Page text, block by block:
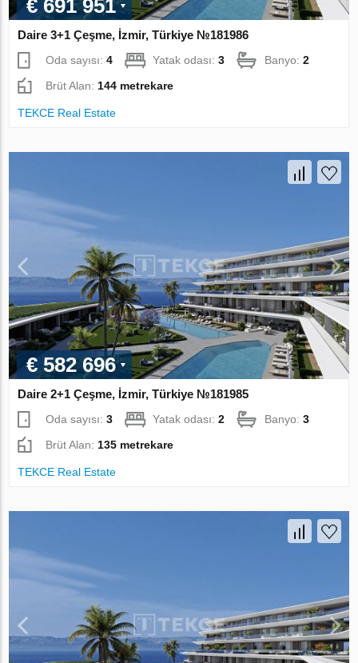
€ 691 951
Daire 3+1 Çeşme, İzmir, Türkiye №181986
Oda sayısı:4 Yatak odası:3 Banyo:2
Brüt Alan:144 metrekare
TEKCE Real Estate
€ 582 696
Daire 2+1 Çeşme, İzmir, Türkiye №181985
Oda sayısı:3 Yatak odası:2 Banyo:3
Brüt Alan: 135 metrekare
TEKCE Real Estate